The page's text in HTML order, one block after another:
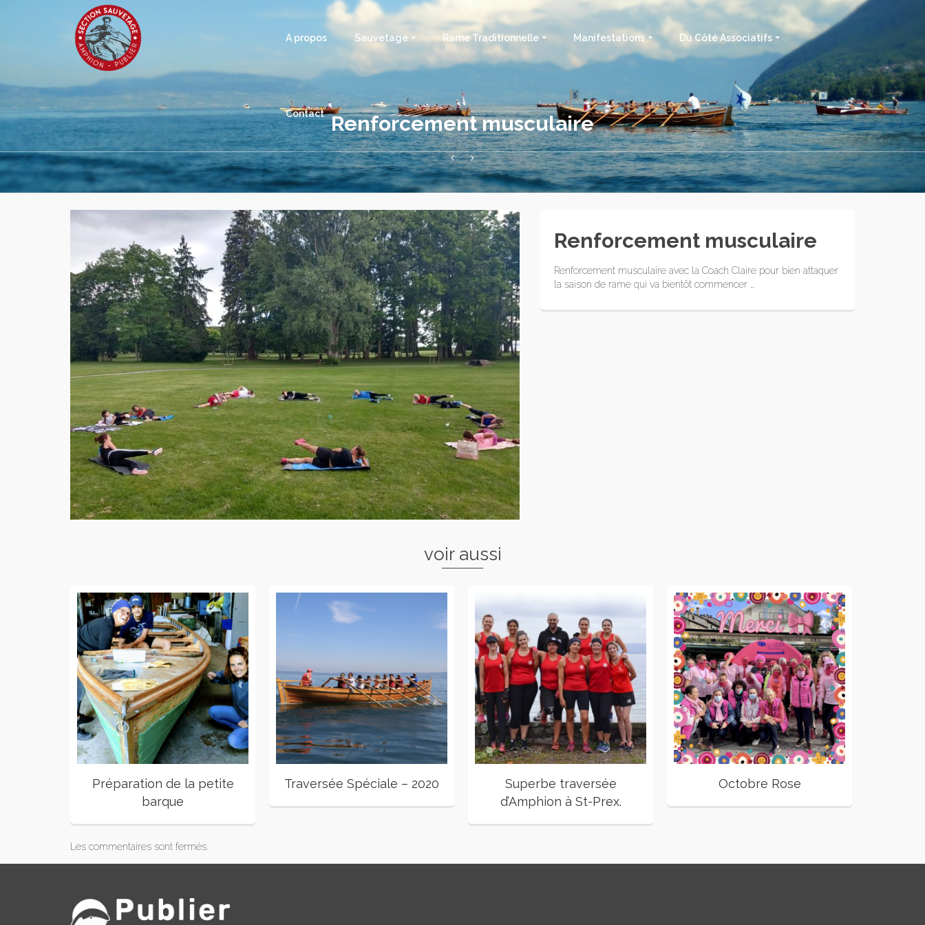
A propos Sauvetage Rame Traditionnelle Manifestations Du Côté Associatifs
Contact Renforcement musculaire
Renforcement musculaire
Renforcement musculaire avec la Coach Claire pour bien attaquer
la saison de rame qui va bientôt commencer ….
voir aussi
Préparation de la petite
barque
Traversée Spéciale – 2020
Superbe traversée
d’Amphion à St-Prex.
Octobre Rose
Les commentaires sont fermés.